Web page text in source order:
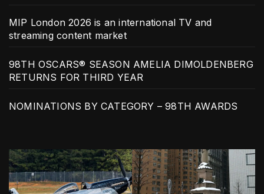
MIP London 2026 is an international TV and
streaming content market
98TH OSCARS® SEASON AMELIA DIMOLDENBERG
RETURNS FOR THIRD YEAR
NOMINATIONS BY CATEGORY – 98TH AWARDS